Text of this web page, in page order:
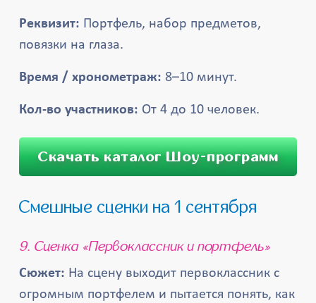
Реквизит: Портфель, набор предметов,
повязки на глаза.
Время / хронометраж: 8–10 минут.
Кол-во участников: От 4 до 10 человек.
Скачать каталог Шоу-программ
Смешные сценки на 1 сентября
9. Сценка «Первоклассник и портфель»
Сюжет: На сцену выходит первоклассник с
огромным портфелем и пытается понять, как